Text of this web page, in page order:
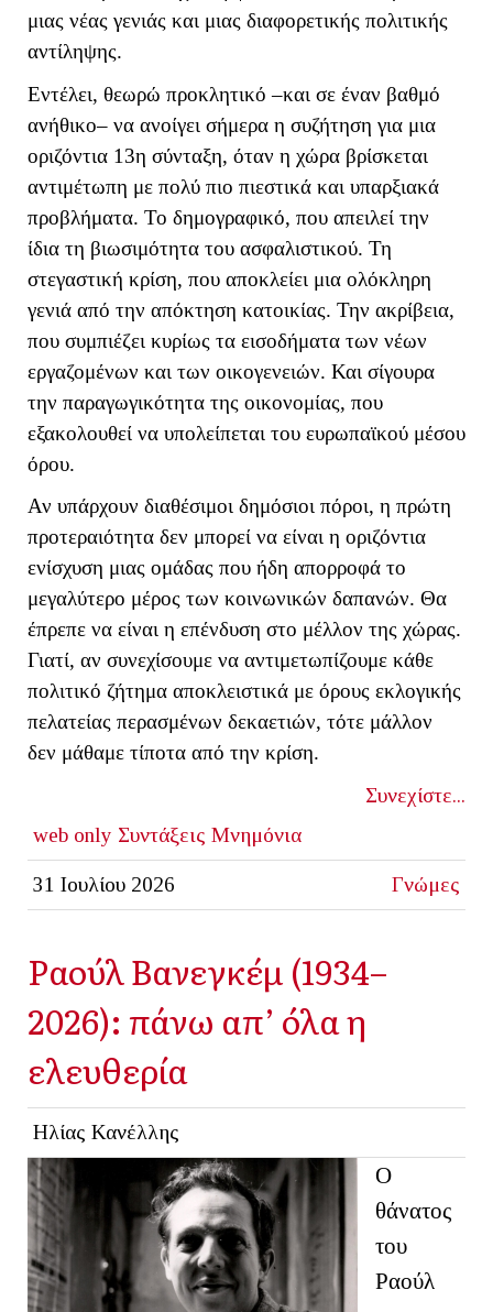
μιας νέας γενιάς και μιας διαφορετικής πολιτικής
αντίληψης.
Εντέλει, θεωρώ προκλητικό –και σε έναν βαθμό
ανήθικο– να ανοίγει σήμερα η συζήτηση για μια
οριζόντια 13η σύνταξη, όταν η χώρα βρίσκεται
αντιμέτωπη με πολύ πιο πιεστικά και υπαρξιακά
προβλήματα. Το δημογραφικό, που απειλεί την
ίδια τη βιωσιμότητα του ασφαλιστικού. Τη
στεγαστική κρίση, που αποκλείει μια ολόκληρη
γενιά από την απόκτηση κατοικίας. Την ακρίβεια,
που συμπιέζει κυρίως τα εισοδήματα των νέων
εργαζομένων και των οικογενειών. Και σίγουρα
την παραγωγικότητα της οικονομίας, που
εξακολουθεί να υπολείπεται του ευρωπαϊκού μέσου
όρου.
Αν υπάρχουν διαθέσιμοι δημόσιοι πόροι, η πρώτη
προτεραιότητα δεν μπορεί να είναι η οριζόντια
ενίσχυση μιας ομάδας που ήδη απορροφά το
μεγαλύτερο μέρος των κοινωνικών δαπανών. Θα
έπρεπε να είναι η επένδυση στο μέλλον της χώρας.
Γιατί, αν συνεχίσουμε να αντιμετωπίζουμε κάθε
πολιτικό ζήτημα αποκλειστικά με όρους εκλογικής
πελατείας περασμένων δεκαετιών, τότε μάλλον
δεν μάθαμε τίποτα από την κρίση.
Συνεχίστε...
web only Συντάξεις Μνημόνια
31 Ιουλίου 2026 Γνώμες
Ραούλ Βανεγκέμ (1934–
2026): πάνω απ’ όλα η
ελευθερία
Ηλίας Κανέλλης
Ο
θάνατος
του
Ραούλ